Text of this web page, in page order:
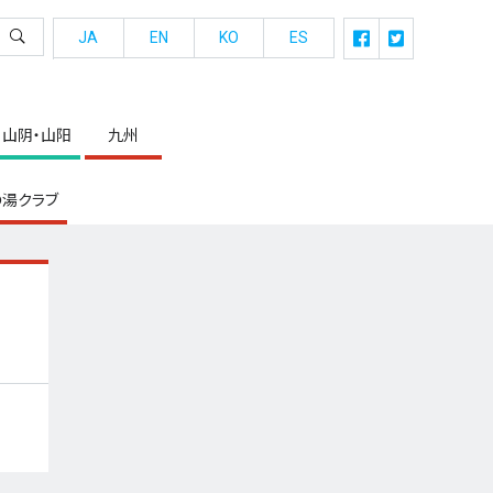
山阴・山阳 九州
クラブ
JA EN KO ES